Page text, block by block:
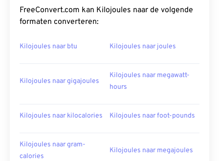
FreeConvert.com kan Kilojoules naar de volgende
formaten converteren:
Kilojoules naar btu Kilojoules naar joules
Kilojoules naar gigajoules
Kilojoules naar megawatt-
hours
Kilojoules naar kilocalories Kilojoules naar foot-pounds
Kilojoules naar gram-
calories
Kilojoules naar megajoules